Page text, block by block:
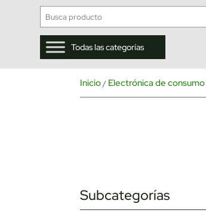
Todas las categorías
Inicio/ Electrónica de consumo
Subcategorías